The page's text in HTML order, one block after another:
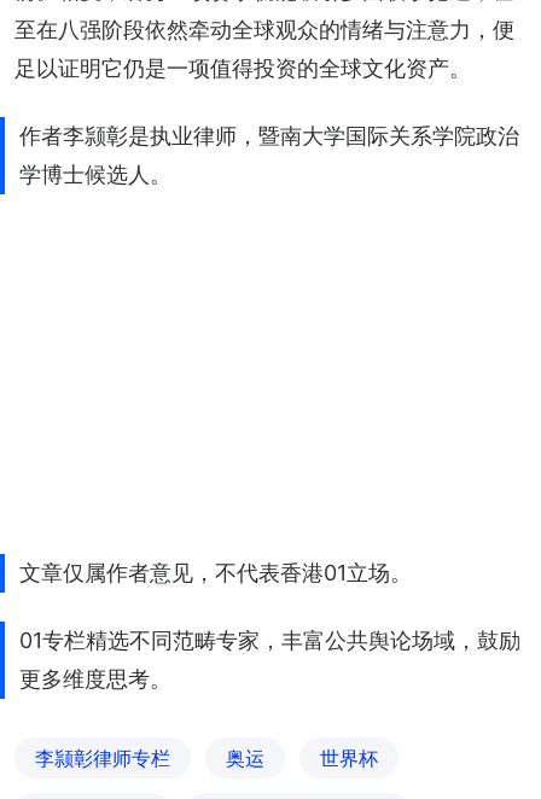
至在八强阶段依然牵动全球观众的情绪与注意力，便
足以证明它仍是一项值得投资的全球文化资产。
作者李颕彰是执业律师，暨南大学国际关系学院政治
学博士候选人。
文章仅属作者意见，不代表香港01立场。
01专栏精选不同范畴专家，丰富公共舆论场域，鼓励
更多维度思考。
李颕彰律师专栏 奥运 世界杯